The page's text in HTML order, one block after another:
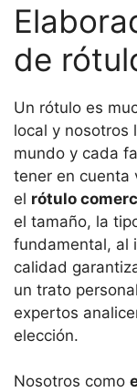
de
Un rótulo es
local y nosotros
mundo y cada
tener en cuenta
el rótulo
el tamaño, la
fundamental, al
calidad
un trato
expertos
elección.
Nosotros como